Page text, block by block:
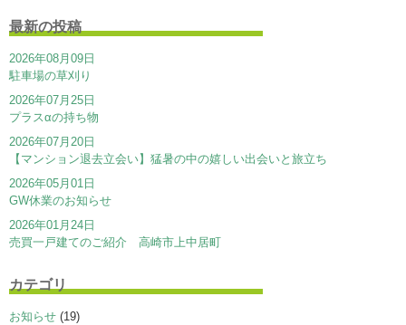
最新の投稿
2026年08月09日
駐車場の草刈り
2026年07月25日
プラスαの持ち物
2026年07月20日
【マンション退去立会い】猛暑の中の嬉しい出会いと旅立ち
2026年05月01日
GW休業のお知らせ
2026年01月24日
売買一戸建てのご紹介 高崎市上中居町
カテゴリ
お知らせ (19)